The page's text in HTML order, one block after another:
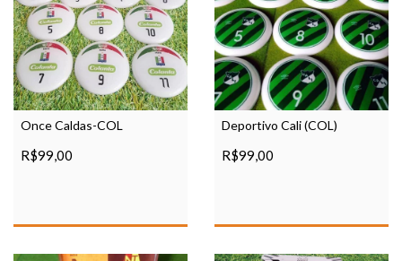
Once Caldas-COL
R$99,00
Deportivo Cali (COL)
R$99,00